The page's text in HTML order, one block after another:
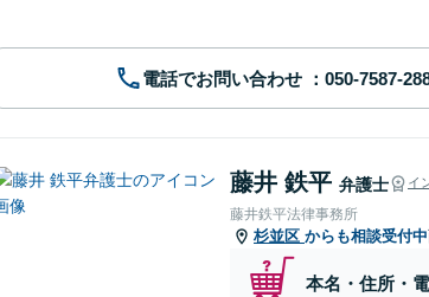
電話でお問い合わせ
藤井 鉄平 弁護士 イ
藤井鉄平法律事務所
杉並区 からも相談受付中
本名・住所・